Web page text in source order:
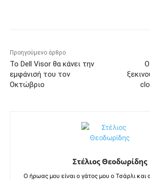
Προηγούμενο άρθρο
Το Dell Visor θα κάνει την
εμφάνισή του τον
Οκτώβριο
Στέλιος Θεοδωρίδης
Ο ήρωας μου είναι ο γάτος μου ο Τσάρλι και